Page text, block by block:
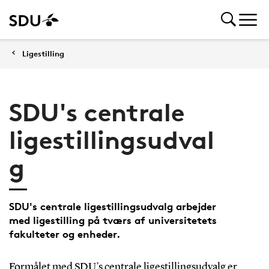
Ligestilling
SDU's centrale
ligestillingsudval
g
SDU's centrale ligestillingsudvalg arbejder
med ligestilling på tværs af universitetets
fakulteter og enheder.